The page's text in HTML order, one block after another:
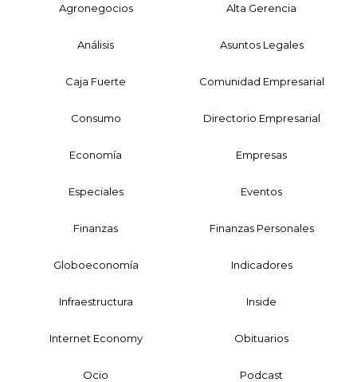
Agronegocios Alta Gerencia
Análisis Asuntos Legales
Caja Fuerte Comunidad Empresarial
Consumo Directorio Empresarial
Economía Empresas
Especiales Eventos
Finanzas Finanzas Personales
Globoeconomía Indicadores
Infraestructura Inside
Internet Economy Obituarios
Ocio Podcast